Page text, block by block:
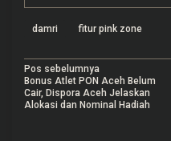
damri fitur pink zone
N
a
Pos sebelumnya
Bonus Atlet PON Aceh Belum
Cair, Dispora Aceh Jelaskan
Alokasi dan Nominal Hadiah